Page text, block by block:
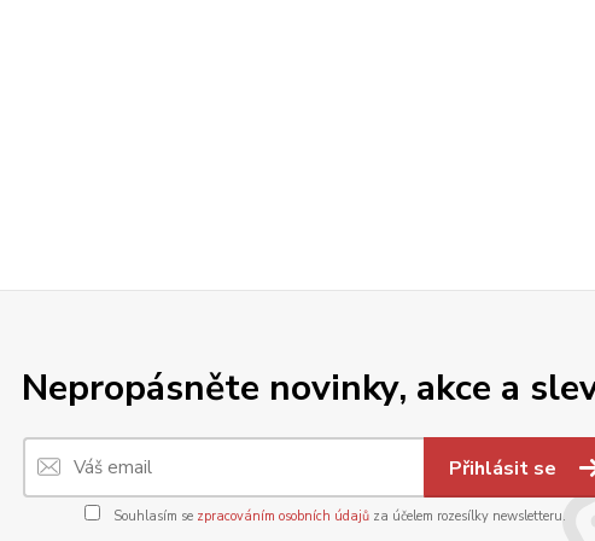
Nepropásněte novinky, akce a
Přihlásit se
Souhlasím se zpracováním osobních údajůza účelem rozesílky newsletteru.